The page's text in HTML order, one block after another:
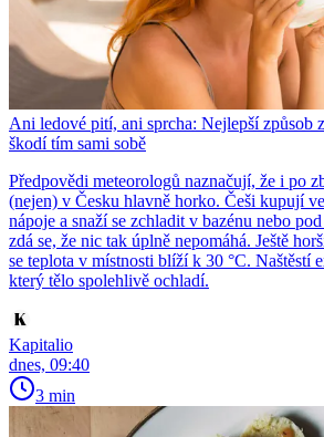
Ani ledové pití, ani sprcha: Nejlepší způsob
škodí tím sami sobě
Předpovědi meteorologů naznačují, že i po
(nejen) v Česku hlavně horko. Češi kupují
nápoje a snaží se zchladit v bazénu nebo
zdá se, že nic tak úplně nepomáhá. Ještě
se teplota v místnosti blíží k 30 °C. Naštěstí
který tělo spolehlivě ochladí.
Kapitalio
dnes, 09:40
3 min